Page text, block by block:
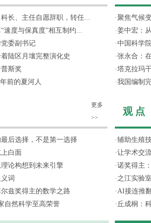
长、主任自愿辞职，转任...
速度与保真度”相互制约...
委副书记
陆区月壤完整演化史
斯奖
前的夏河人
更多
>>
后选择，不是第一选择
白面
论构想到未来引擎
词
兹奖得主的数学之路
自然科学至高荣誉
·聚焦气候
·姜中宏：
·中国科学
·张永合：
·塔克拉玛
·我国编制
观 点
·辅助生殖
·让学术交
·诺奖得主
· 之江实验
·AI接连推
· 丘成桐：